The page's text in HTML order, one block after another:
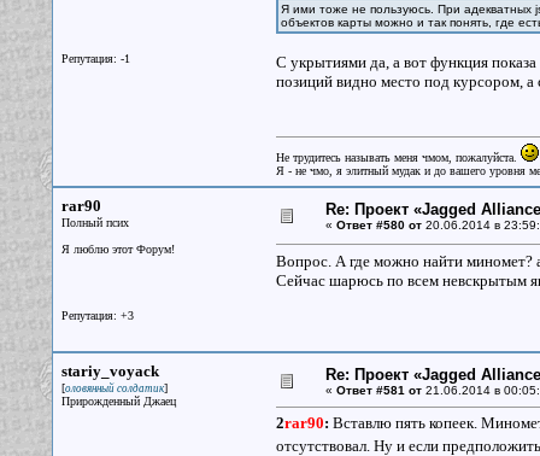
Репутация: -1
Я ими тоже не пользуюсь. При адекватных
объектов карты можно и так понять, где
С укрытиями да, а вот функция
позиций видно место под курсором, а
Не трудитесь называть меня чмом, пожалуйста.
Я - не чмо, я элитный мудак и до вашего уровня
rar90
Полный псих
Я люблю этот Форум!
Репутация: +3
Re: Проект «Jagged
« Ответ #580 от20.06.2014 в
Вопрос. А где можно найти миномет?
Сейчас шарюсь по всем невскрытым
stariy_voyack
[оловянный солдатик]
Прирожденный Джаец
Re: Проект «Jagged
« Ответ #581 от21.06.2014 в
2rar90: Вставлю пять копеек.
отсутствовал. Ну и если